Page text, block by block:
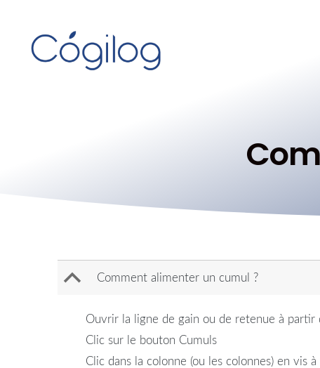
B Comment alimenter un cumul ?
Ouvrir la ligne de gain ou de retenue à partir
Clic sur le bouton Cumuls
Clic dans la colonne (ou les colonnes) en vis